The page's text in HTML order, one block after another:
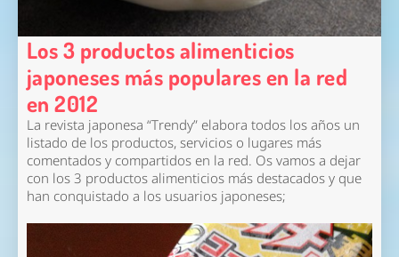
Los 3 productos alimenticios
japoneses más populares en la red
en 2012
La revista japonesa “Trendy” elabora todos los años un
listado de los productos, servicios o lugares más
comentados y compartidos en la red. Os vamos a dejar
con los 3 productos alimenticios más destacados y que
han conquistado a los usuarios japoneses;